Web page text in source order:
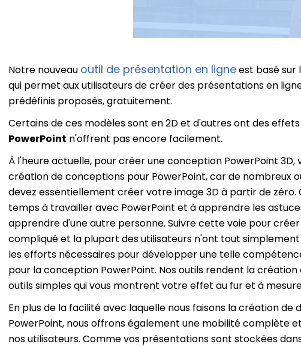
Notre nouveau outil de présentation en ligneest basé sur
qui permet aux utilisateurs de créer des présentations en
prédéfinis proposés, gratuitement.
Certains de ces modèles sont en 2D et d'autres ont des effets
PowerPoint n'offrent pas encore facilement.
À l'heure actuelle, pour créer une conception PowerPoint
création de conceptions pour PowerPoint, car de nombreux
devez essentiellement créer votre image 3D à partir de zéro.
temps à travailler avec PowerPoint et à apprendre les
apprendre d'une autre personne. Suivre cette voie pour
compliqué et la plupart des utilisateurs n'ont tout
les efforts nécessaires pour développer une telle
pour la conception PowerPoint. Nos outils rendent la
outils simples qui vous montrent votre effet au fur et à
En plus de la facilité avec laquelle nous faisons la création de
PowerPoint, nous offrons également une mobilité complète
nos utilisateurs. Comme vos présentations sont stockées